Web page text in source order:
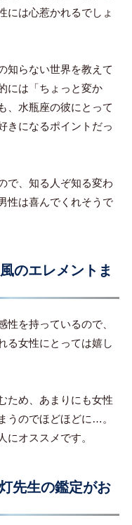
には心惹かれるでしょ
知らない世界を教えて
には「ちょっと変か
、水瓶座の彼にとって
きになるポイントだっ
で、知る人ぞ知る変わ
性は喜んでくれそうで
のエレメントま
性を持っているので、
る女性にとっては嬉し
ため、あまりにも女性
うのでほどほどに…。
にオススメです。
先生の鑑定がお